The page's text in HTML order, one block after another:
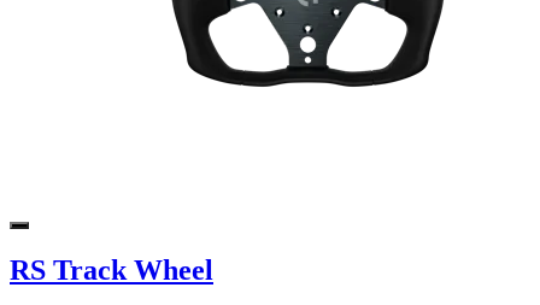
RS Track Wheel